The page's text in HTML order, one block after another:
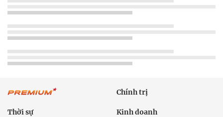
Chính trị
Thời sự Kinh doanh